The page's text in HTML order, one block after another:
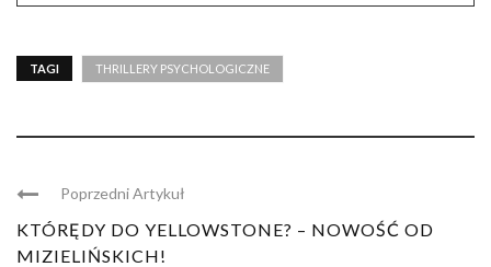
TAGI THRILLERY PSYCHOLOGICZNE
Poprzedni Artykuł
KTÓRĘDY DO YELLOWSTONE? – NOWOŚĆ OD
MIZIELIŃSKICH!